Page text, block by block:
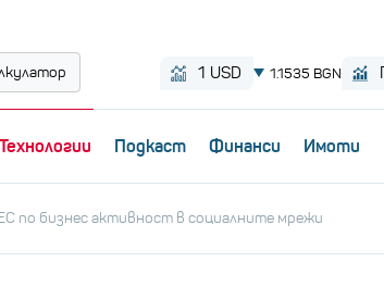
Технологии Пoдкаст Финанси Имоти
по бизнес активност в социалните мрежи